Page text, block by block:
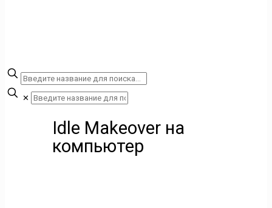
✕
Idle Makeover на
компьютер